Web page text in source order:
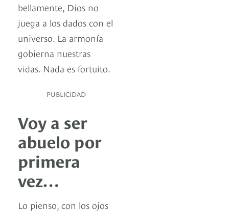
bellamente, Dios no
juega a los dados con el
universo. La armonía
gobierna nuestras
vidas. Nada es fortuito.
PUBLICIDAD
Voy a ser
abuelo por
primera
vez…
Lo pienso, con los ojos